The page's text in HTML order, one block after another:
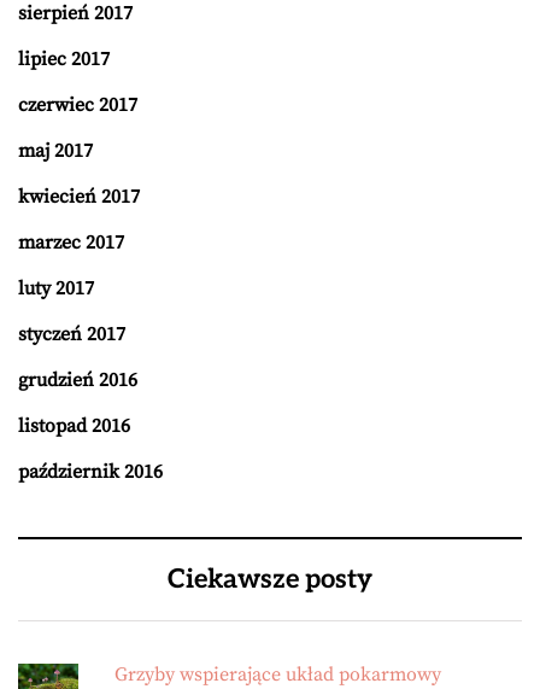
sierpień 2017
lipiec 2017
czerwiec 2017
maj 2017
kwiecień 2017
marzec 2017
luty 2017
styczeń 2017
grudzień 2016
listopad 2016
październik 2016
Ciekawsze posty
Grzyby wspierające układ pokarmowy